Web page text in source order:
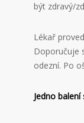
být zdravý/
Lékař
Doporučuje
odezní. Po
Jedno